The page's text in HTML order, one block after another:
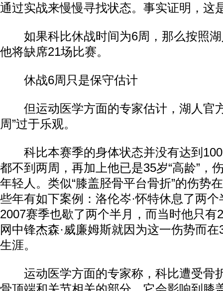
通过实战来慢慢寻找状态。事实证明，这
如果科比休战时间为6周，那么按照湖
他将缺席21场比赛。
休战6周只是保守估计
但运动医学方面的专家估计，湖人官
周”过于乐观。
科比本赛季的身体状态并没有达到
都不到两周，再加上他已是35岁“高龄”，
年轻人。类似“膝盖胫骨平台骨折”的伤势
些年有如下案例：洛伦岑·怀特休息了两
2007赛季也歇了两个半月，而当时他只有
网中锋杰森·威廉姆斯就因为这一伤势而
生涯。
运动医学方面的专家称，科比遭受骨